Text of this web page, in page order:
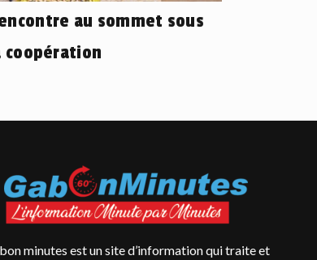
au sommet sous
coopération
minutes est un site d’information qui traite et